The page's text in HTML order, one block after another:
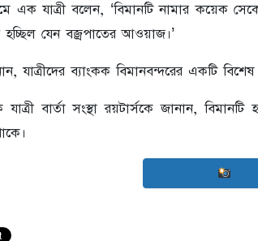
এক যাত্রী বলেন, ‘বিমানটি নামার কয়েক
যেন বজ্রপাতের আওয়াজ।’
যাত্রীদের ব্যাংকক বিমানবন্দরের একটি
বার্তা সংস্থা রয়টার্সকে জানান,